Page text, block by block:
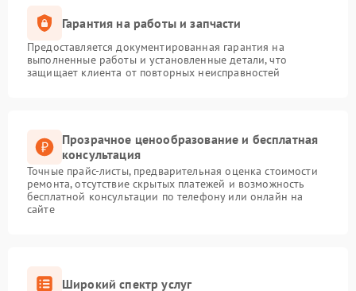
Гарантия на работы и запчасти
Предоставляется документированная гарантия на
выполненные работы и установленные детали, что
защищает клиента от повторных неисправностей
Прозрачное ценообразование и бесплатная
консультация
Точные прайс-листы, предварительная оценка стоимости
ремонта, отсутствие скрытых платежей и возможность
бесплатной консультации по телефону или онлайн на
сайте
Широкий спектр услуг